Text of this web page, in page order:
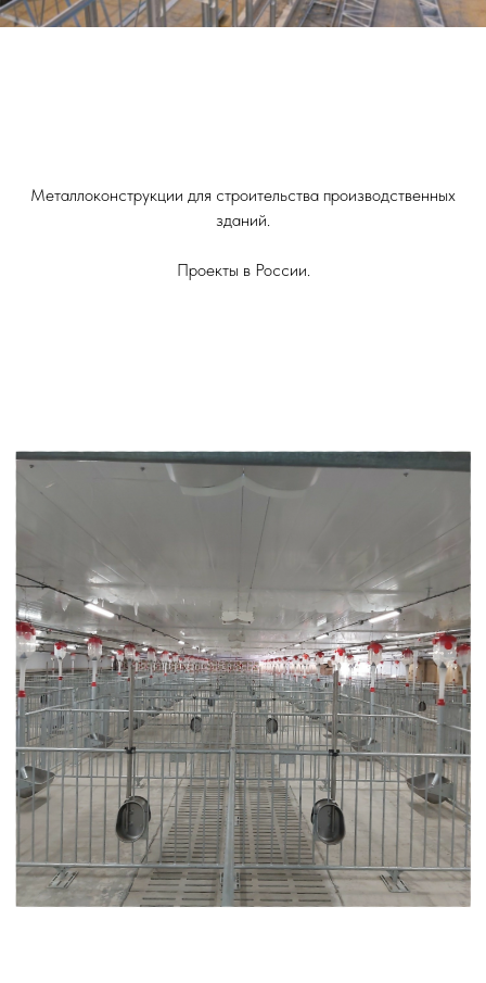
Металлоконструкции для строительства производственных
зданий.
Проекты в России.